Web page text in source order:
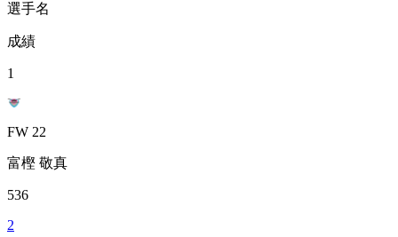
選手名
成績
1
FW 22
富樫 敬真
536
2